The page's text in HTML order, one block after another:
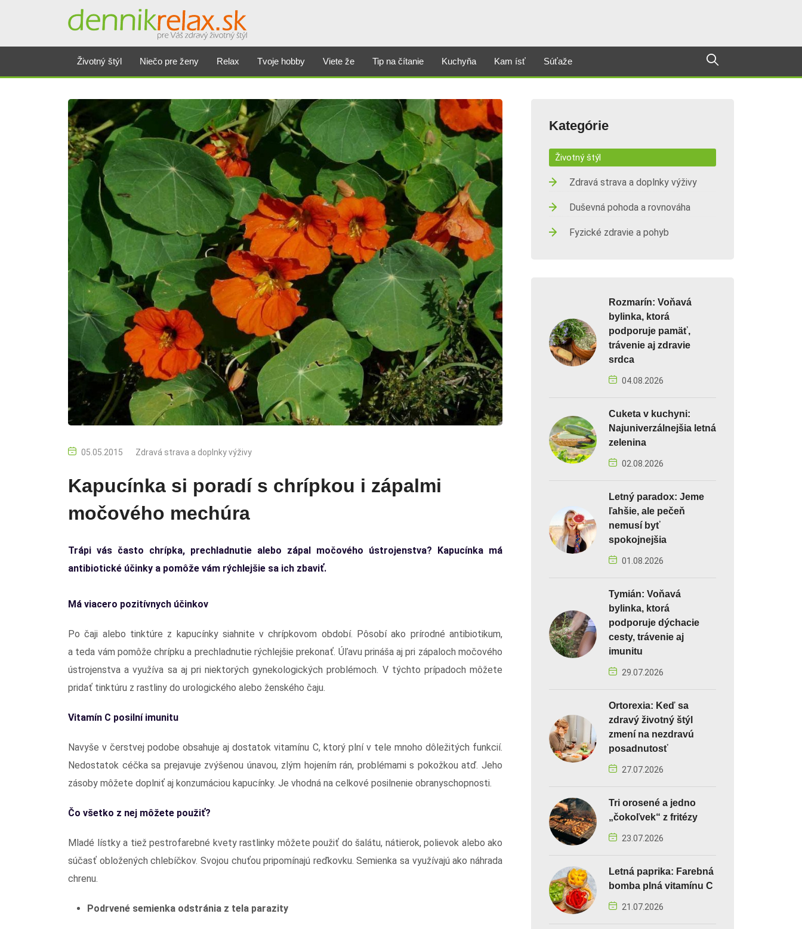
Životný štýl Niečo pre ženy Relax Tvoje hobby Viete že Tip na čítanie Kuchyňa Kam ísť Súťaže
05.05.2015 Zdravá strava a doplnky výživy
Kapucínka si poradí s chrípkou i zápalmi
močového mechúra
Trápi vás často chrípka, prechladnutie alebo zápal močového ústrojenstva? Kapucínka má
antibiotické účinky a pomôže vám rýchlejšie sa ich zbaviť.
Má viacero pozitívnych účinkov
Po čaji alebo tinktúre z kapucínky siahnite v chrípkovom období. Pôsobí ako prírodné antibiotikum,
a teda vám pomôže chrípku a prechladnutie rýchlejšie prekonať. Úľavu prináša aj pri zápaloch močového
ústrojenstva a využíva sa aj pri niektorých gynekologických problémoch. V týchto prípadoch môžete
pridať tinktúru z rastliny do urologického alebo ženského čaju.
Vitamín C posilní imunitu
Navyše v čerstvej podobe obsahuje aj dostatok vitamínu C, ktorý plní v tele mnoho dôležitých funkcií.
Nedostatok céčka sa prejavuje zvýšenou únavou, zlým hojením rán, problémami s pokožkou atď. Jeho
zásoby môžete doplniť aj konzumáciou kapucínky. Je vhodná na celkové posilnenie obranyschopnosti.
Čo všetko z nej môžete použiť?
Mladé lístky a tiež pestrofarebné kvety rastlinky môžete použiť do šalátu, nátierok, polievok alebo ako
súčasť obložených chlebíčkov. Svojou chuťou pripomínajú reďkovku. Semienka sa využívajú ako náhrada
chrenu.
Podrvené semienka odstránia z tela parazity
Kategórie
Životný štýl
Zdravá strava a doplnky výživy
Duševná pohoda a rovnováha
Fyzické zdravie a pohyb
Rozmarín: Voňavá
bylinka, ktorá
podporuje pamäť,
trávenie aj zdravie
srdca
04.08.2026
Cuketa v kuchyni:
Najuniverzálnejšia letná
zelenina
02.08.2026
Letný paradox: Jeme
ľahšie, ale pečeň
nemusí byť
spokojnejšia
01.08.2026
Tymián: Voňavá
bylinka, ktorá
podporuje dýchacie
cesty, trávenie aj
imunitu
29.07.2026
Ortorexia: Keď sa
zdravý životný štýl
zmení na nezdravú
posadnutosť
27.07.2026
Tri orosené a jedno
„čokoľvek“ z fritézy
23.07.2026
Letná paprika: Farebná
bomba plná vitamínu C
21.07.2026